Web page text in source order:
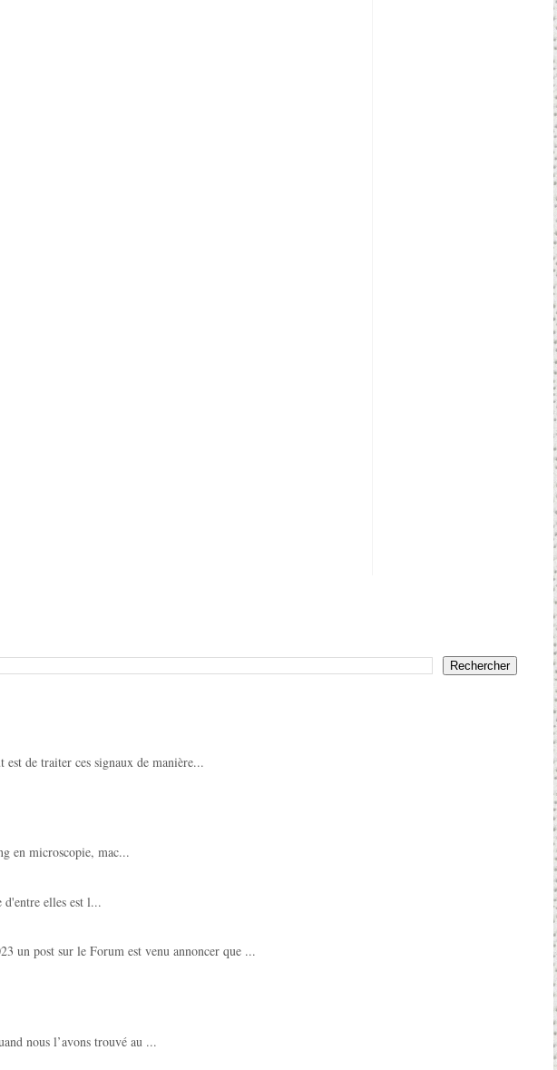
de traiter ces signaux de manière...
en microscopie, mac...
elles est l...
un post sur le Forum est venu annoncer que ...
nous l’avons trouvé au ...